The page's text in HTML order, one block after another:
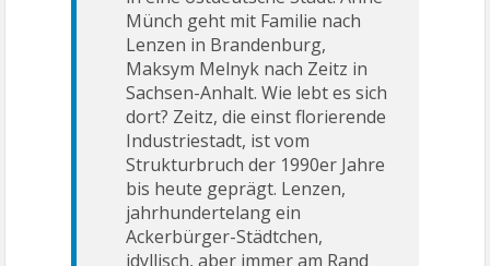
Münch geht mit Familie nach
Lenzen in Brandenburg,
Maksym Melnyk nach Zeitz in
Sachsen-Anhalt. Wie lebt es sich
dort? Zeitz, die einst florierende
Industriestadt, ist vom
Strukturbruch der 1990er Jahre
bis heute geprägt. Lenzen,
jahrhundertelang ein
Ackerbürger-Städtchen,
idyllisch, aber immer am Rand